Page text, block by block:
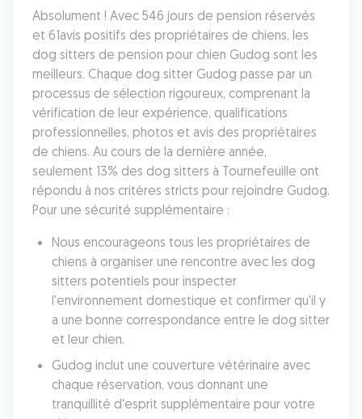
Absolument ! Avec 546 jours de pension réservés
et 61avis positifs des propriétaires de chiens, les
dog sitters de pension pour chien Gudog sont les
meilleurs. Chaque dog sitter Gudog passe par un
processus de sélection rigoureux, comprenant la
vérification de leur expérience, qualifications
professionnelles, photos et avis des propriétaires
de chiens. Au cours de la dernière année,
seulement 13% des dog sitters à Tournefeuille ont
répondu à nos critères stricts pour rejoindre Gudog.
Pour une sécurité supplémentaire :
Nous encourageons tous les propriétaires de
chiens à organiser une rencontre avec les dog
sitters potentiels pour inspecter
l'environnement domestique et confirmer qu'il y
a une bonne correspondance entre le dog sitter
et leur chien.
Gudog inclut une couverture vétérinaire avec
chaque réservation, vous donnant une
tranquillité d'esprit supplémentaire pour votre